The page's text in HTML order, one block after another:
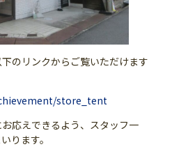
のリンクからご覧いただけます
store_tent
応えできるよう、スタッフ一
ります。